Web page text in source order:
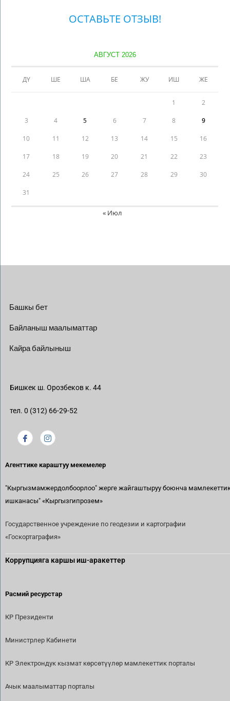
ОСТАВЬТЕ ОТЗЫВ!
АВГУСТ 2026
ДҮ ШЕ ША БЕ ЖУ ИШ ЖЕ
1 2
3 4 5 6 7 8 9
10 11 12 13 14 15 16
17 18 19 20 21 22 23
24 25 26 27 28 29 30
31
« Июл
Башкы бет
Байланыш маалыматтар
Кайра байлыныш
Бишкек ш. Орозбеков к. 44
тел. 0 (312) 66-29-52
Агенттике караштуу мекемелер
"Кыргызмамжердолбоорлоо" жерге жайгаштыруу боюнча
ишканасы" «Кыргызгипрозем»
Государственное учреждение по геодезии и картографии
«Госкортаграфия»
Коррупцияга каршы иш-аракеттер
Расмий ресурстар
КР Президенти
Министрлер Кабинети
КР Электрондук кызмат көрсөтүүлөр мамлекеттик порталы
Ачык маалыматтар порталы